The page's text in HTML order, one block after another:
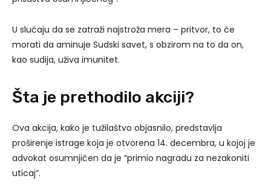
U slučaju da se zatraži najstroža mera – pritvor, to će
morati da aminuje Sudski savet, s obzirom na to da on,
kao sudija, uživa imunitet.
Šta je prethodilo akciji?
Ova akcija, kako je tužilaštvo objasnilo, predstavlja
proširenje istrage koja je otvorena 14. decembra, u kojoj je
advokat osumnjičen da je “primio nagradu za nezakoniti
uticaj”.